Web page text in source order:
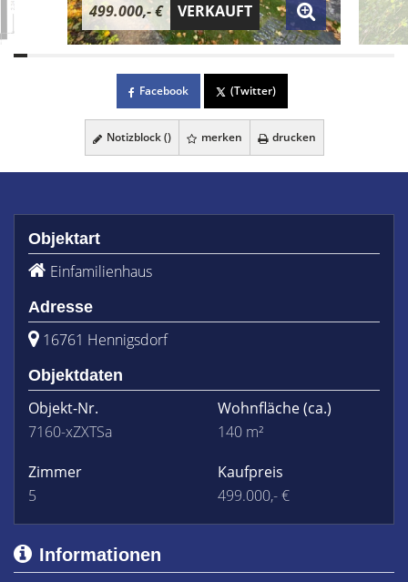
499.000,- € VERKAUFT
Facebook (Twitter)
Notizblock () merken drucken
Objektart
Einfamilienhaus
Adresse
16761 Hennigsdorf
Objektdaten
Objekt-Nr.
7160-xZXTSa
Wohnfläche(ca.)
140 m²
Zimmer
5
Kaufpreis
499.000,- €
Informationen